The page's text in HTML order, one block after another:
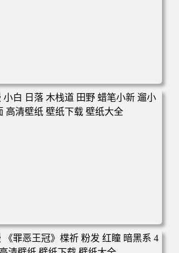
喵 喵星人 猫 猫咪 萌宠 电脑桌面 高清壁
全
日落 木栈道 田野 蜡笔小新 遛小白 麦田
壁纸下载 壁纸大全